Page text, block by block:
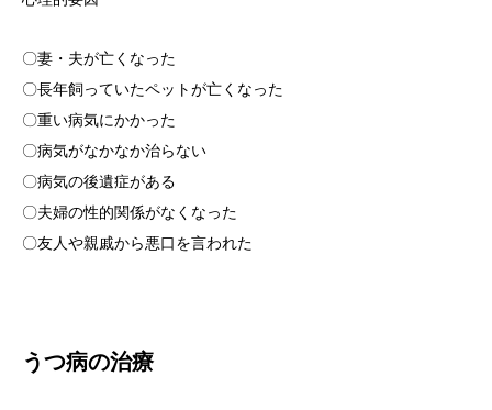
〇妻・夫が亡くなった
〇長年飼っていたペットが亡くなった
〇重い病気にかかった
〇病気がなかなか治らない
〇病気の後遺症がある
〇夫婦の性的関係がなくなった
〇友人や親戚から悪口を言われた
うつ病の治療